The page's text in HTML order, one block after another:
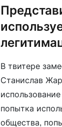
В твитере
Станислав
попытка
общества,